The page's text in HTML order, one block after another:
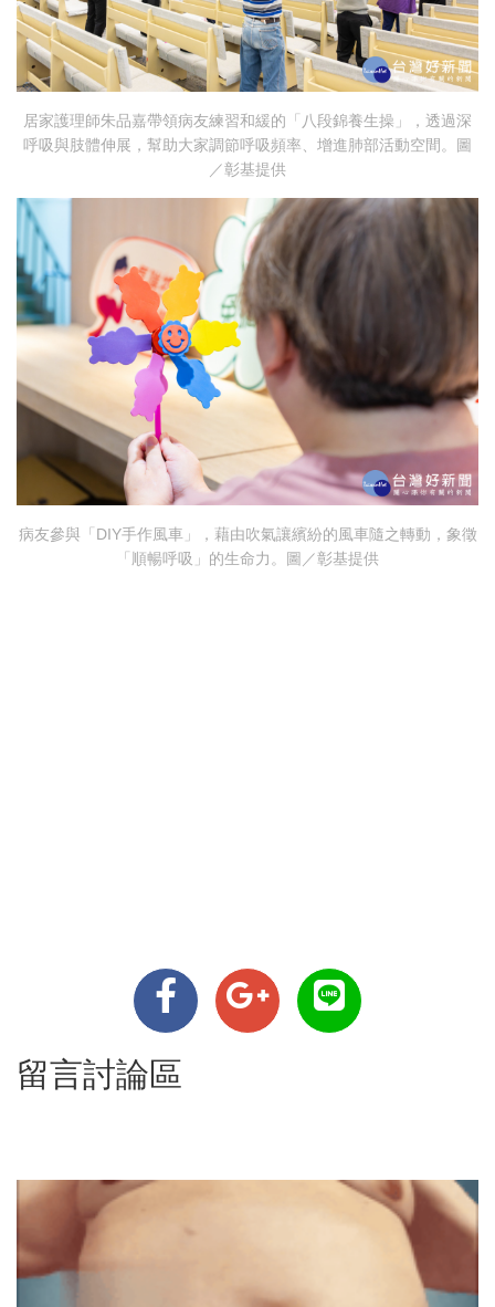
居家護理師朱品嘉帶領病友練習和緩的「八段錦養生操」，透過深
呼吸與肢體伸展，幫助大家調節呼吸頻率、增進肺部活動空間。圖
／彰基提供
病友參與「DIY手作風車」，藉由吹氣讓繽紛的風車隨之轉動，象徵
「順暢呼吸」的生命力。圖／彰基提供
留言討論區